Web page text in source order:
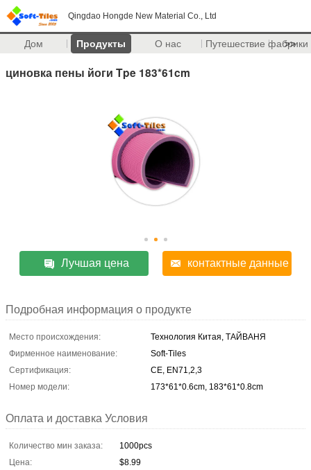
Qingdao Hongde New Material Co., Ltd
Дом Продукты О нас Путешествие фабрики
>>
циновка пены йоги Tpe 183*61cm
Лучшая цена контактные данные
Подробная информация о продукте
Место происхождения:
Технология Китая, ТАЙВАНЯ
Фирменное наименование:
Soft-Tiles
Сертификация:
CE, EN71,2,3
Номер модели:
173*61*0.6cm, 183*61*0.8cm
Оплата и доставка Условия
Количество мин заказа:
1000pcs
Цена:
$8.99